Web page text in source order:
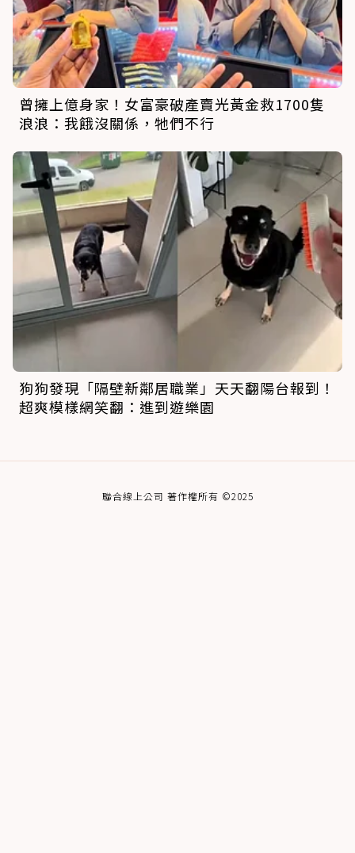
曾擁上億身家！女富豪破產賣光黃金救1700隻
浪浪：我餓沒關係，牠們不行
狗狗發現「隔壁新鄰居職業」天天翻陽台報到！
超爽模樣網笑翻：進到遊樂園
聯合線上公司 著作權所有 ©2025